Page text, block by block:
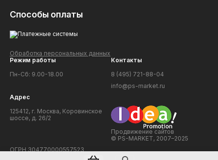
Способы оплаты
Обработка персональных данных
Режим работы
Пн-Сб: 9.00-18.00
Контакты
8 (495) 721-88-04
info@ps-market.ru
Адрес
125412, г. Москва, Коровинское
шоссе, д. 26/2
Продвижение сайтов
© PS-MARKET, 2007–2025
ОГРН 304770000557523